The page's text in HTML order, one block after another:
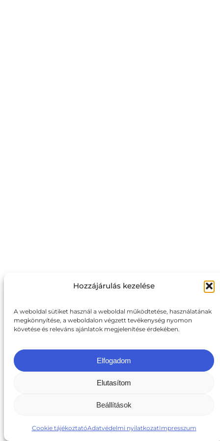
Hozzájárulás kezelése
A weboldal sütiket használ a weboldal működtetése, használatának
megkönnyítése, a weboldalon végzett tevékenység nyomon
követése és releváns ajánlatok megjelenítése érdekében.
Elfogadom
Elutasítom
Beállítások
Cookie tájékoztatóAdatvédelmi nyilatkozatImpresszum